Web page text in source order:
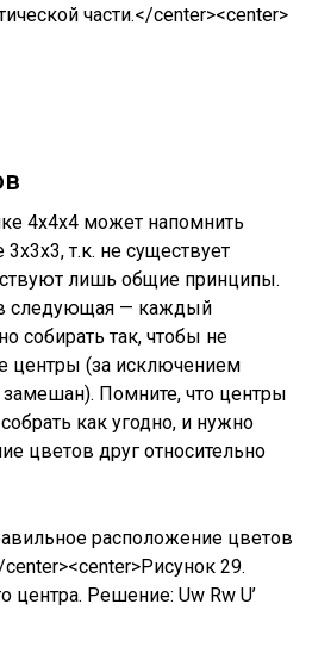
части.</center><center>
4х4х4 может напомнить
т.к. не существует
лишь общие принципы.
следующая — каждый
собирать так, чтобы не
центры (за исключением
замешан). Помните, что центры
как угодно, и нужно
цветов друг относительно
расположение цветов
29.
центра. Решение: Uw Rw U’